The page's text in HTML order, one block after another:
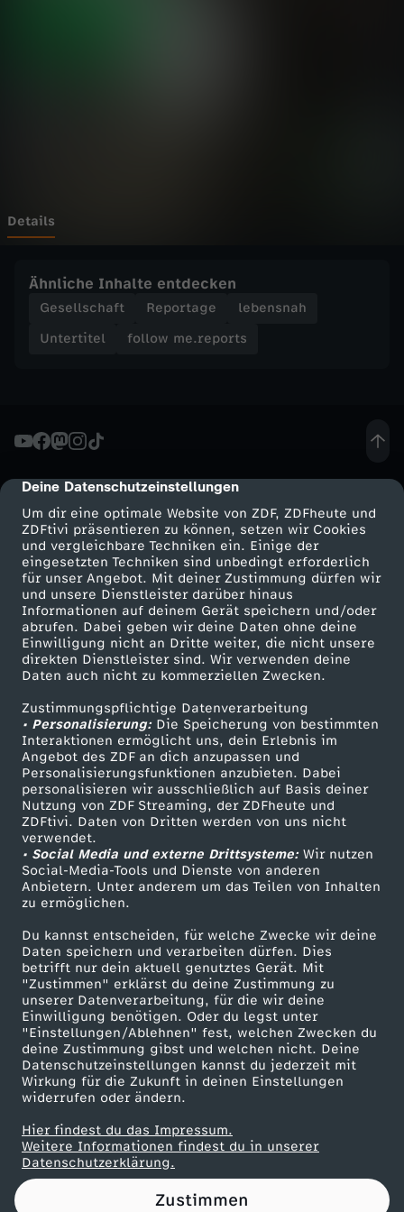
cmp-dialog-description
Deine Datenschutzeinstellungen
Um dir eine optimale Website von ZDF, ZDFheute und
ZDFtivi präsentieren zu können, setzen wir Cookies
und vergleichbare Techniken ein. Einige der
eingesetzten Techniken sind unbedingt erforderlich
für unser Angebot. Mit deiner Zustimmung dürfen wir
und unsere Dienstleister darüber hinaus
Informationen auf deinem Gerät speichern und/oder
abrufen. Dabei geben wir deine Daten ohne deine
Einwilligung nicht an Dritte weiter, die nicht unsere
direkten Dienstleister sind. Wir verwenden deine
Daten auch nicht zu kommerziellen Zwecken.
Zustimmungspflichtige Datenverarbeitung
• Personalisierung:Die Speicherung von bestimmten
Interaktionen ermöglicht uns, dein Erlebnis im
Angebot des ZDF an dich anzupassen und
Personalisierungsfunktionen anzubieten. Dabei
personalisieren wir ausschließlich auf Basis deiner
Nutzung von ZDF Streaming, der ZDFheute und
ZDFtivi. Daten von Dritten werden von uns nicht
verwendet.
• Social Media und externe Drittsysteme:Wir nutzen
Social-Media-Tools und Dienste von anderen
Anbietern. Unter anderem um das Teilen von Inhalten
zu ermöglichen.
Du kannst entscheiden, für welche Zwecke wir deine
Daten speichern und verarbeiten dürfen. Dies
betrifft nur dein aktuell genutztes Gerät. Mit
"Zustimmen" erklärst du deine Zustimmung zu
unserer Datenverarbeitung, für die wir deine
Einwilligung benötigen. Oder du legst unter
"Einstellungen/Ablehnen" fest, welchen Zwecken du
deine Zustimmung gibst und welchen nicht. Deine
Datenschutzeinstellungen kannst du jederzeit mit
Wirkung für die Zukunft in deinen Einstellungen
widerrufen oder ändern.
Hier findest du das Impressum.
Weitere Informationen findest du in unserer
Datenschutzerklärung.
Zustimmen
o
t
A
n
g
s
t
v
o
r
m
T
ö
t
e
n
o
d
e
r
Details
Ähnliche Inhalte entdecken
Gesellschaft Reportage
lebensnah
Untertitel
follow me.reports
Mehr ZDF
ZDF-Apps
Smart TV
ZDFtext
Livestreams
Sendungen A-Z
TV-Programm
Service
ZDFmitreden
Kontakt zum ZDF
Tickets
Zuschauerservice
Hilfe
ZDF Unternehmen
Karriere
ZDF goes Schule
Werbefernsehen
Mainzelmännchen
Partner